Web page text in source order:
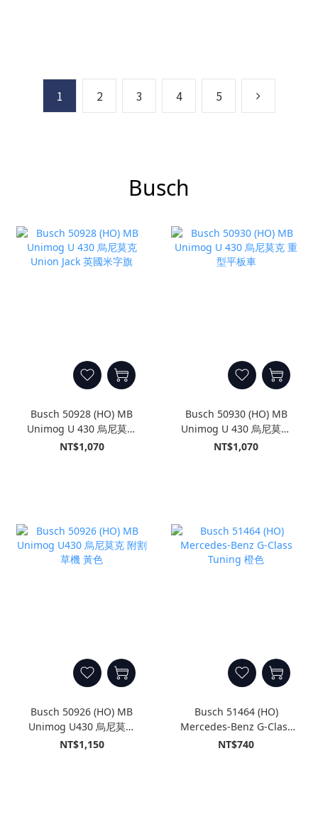
1 2 3 4 5
Busch
Busch 50928 (HO) MB
Unimog U 430 烏尼莫克
Union Jack 英國米字旗
NT$1,070
Busch 50930 (HO) MB
Unimog U 430 烏尼莫克
重型平板車
NT$1,070
Busch 50926 (HO) MB
Unimog U430 烏尼莫克
附割草機 黃色
NT$1,150
Busch 51464 (HO)
Mercedes-Benz G-Class
Tuning 橙色
NT$740